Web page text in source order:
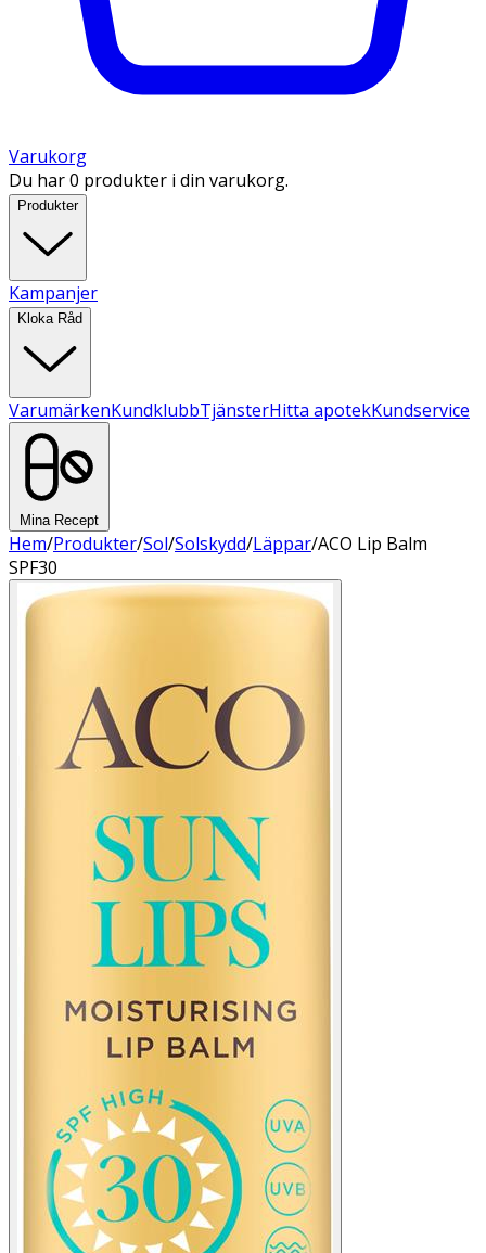
Varukorg
Du har 0 produkter i din varukorg.
Produkter
Kampanjer
Kloka Råd
VarumärkenKundklubbTjänsterHitta apotekKundservice
Mina Recept
Hem/Produkter/Sol/Solskydd/Läppar/ACO Lip Balm
SPF30